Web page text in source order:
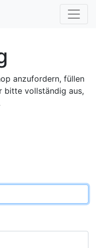
anzufordern, füllen
bitte vollständig aus,